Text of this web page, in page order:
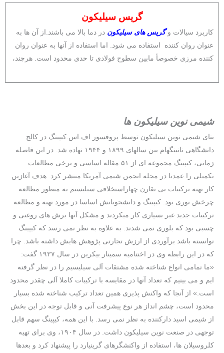
گریس سیلیکون
کاربرد سیالات وگریس های سیلیکون در دما بالا می باشند.از آن ها به
عنوان روان کننده استفاده می شود. اما استفاده از آنها به عنوان روان
کننده مرزی خصوصأ مابین سطوح فولادی تا حدی محدود است. هرچند،
شیمی نوین سیلیکون ها
بنای شیمی نوین سیلیکون توسط پروفسور اف.اس.کیپینگ در کالج
دانشگاهی ناتینگهام بین سالهای ۱۸۹۹ و ۱۹۴۴ نهاده شد. در این فاصله
زمانی، کیپینگ مجموعه ای از ۵۱ مقاله اساسی و برخی مطالعات
تکمیلی را عمدتا در مجله انجمن شیمی آمریکا منتشر کرد. هدف آغازین
کار تهیه ترکیبات بی تقارن چهاراستخلافی سیلیسیم به منظور مطالعه
چرخش نوری بود. کیپینگ و دانشجویانش اساسا در مورد تهیه و مطالعه
ترکیبات جدید غیر بسپاری کار میکردند و مشکل آنها برش های روغنی و
چسبی بود که بلوری نمی شدند. به علاوه به نظر نمی رسد که کیپینگ
توانسته باشد برآوردی از ارزش تجارتی پژوهش هایش داشته باشد. چرا
که در این رابطه وی در اختتامیه سمینار بیکرین در سال ۱۹۳۷ گفت:
«ما تمامی انواع شناخته شده مشتقات آلی سیلیسیم را در نظر گرفته
ایم و می بینیم که تعداد آنها در مقایسه با ترکیبات کاملا آلی چقدر محدود
است.» از آنجا که واکنش پذیری همین تعداد ترکیب شناخته شده بسیار
محدود است، چشم انداز هر نوع پیشرفت آنی و قابل توجه در این بخش
از شیمی اسید دارکننده به نظر نمی رسد. با این همه، کیپینگ سهم قابل
توجهی در صنعت نوین سیلیکون داشت. در سال ۱۹۰۴، وی برای تهیه
کلروسيلان ها، استفاده از واکنشگرهای گرینیارد را پیشنهاد کرد و بعدها